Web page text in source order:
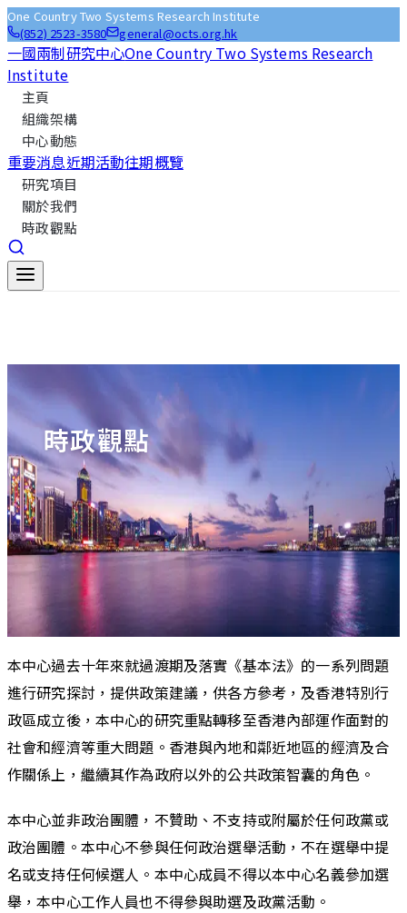
One Country Two Systems Research Institute
(852) 2523-3580
general@octs.org.hk
一國兩制研究中心One Country Two Systems Research
Institute
主頁
組織架構
中心動態
重要消息近期活動往期概覽
研究項目
關於我們
時政觀點
時政觀點
本中心過去十年來就過渡期及落實《基本法》的一系列問題
進行研究探討，提供政策建議，供各方參考，及香港特別行
政區成立後，本中心的研究重點轉移至香港內部運作面對的
社會和經濟等重大問題。香港與內地和鄰近地區的經濟及合
作關係上，繼續其作為政府以外的公共政策智囊的角色。
本中心並非政治團體，不贊助、不支持或附屬於任何政黨或
政治團體。本中心不參與任何政治選舉活動，不在選舉中提
名或支持任何候選人。本中心成員不得以本中心名義參加選
舉，本中心工作人員也不得參與助選及政黨活動。